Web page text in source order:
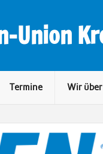
Union
Termine Wir